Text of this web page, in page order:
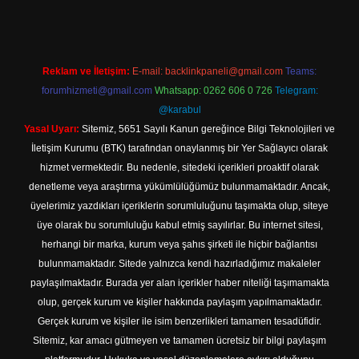
Reklam ve İletişim: E-mail: backlinkpaneli@gmail.com Teams:
forumhizmeti@gmail.com Whatsapp: 0262 606 0 726 Telegram:
@karabul
Yasal Uyarı: Sitemiz, 5651 Sayılı Kanun gereğince Bilgi Teknolojileri ve
İletişim Kurumu (BTK) tarafından onaylanmış bir Yer Sağlayıcı olarak
hizmet vermektedir. Bu nedenle, sitedeki içerikleri proaktif olarak
denetleme veya araştırma yükümlülüğümüz bulunmamaktadır. Ancak,
üyelerimiz yazdıkları içeriklerin sorumluluğunu taşımakta olup, siteye
üye olarak bu sorumluluğu kabul etmiş sayılırlar. Bu internet sitesi,
herhangi bir marka, kurum veya şahıs şirketi ile hiçbir bağlantısı
bulunmamaktadır. Sitede yalnızca kendi hazırladığımız makaleler
paylaşılmaktadır. Burada yer alan içerikler haber niteliği taşımamakta
olup, gerçek kurum ve kişiler hakkında paylaşım yapılmamaktadır.
Gerçek kurum ve kişiler ile isim benzerlikleri tamamen tesadüfidir.
Sitemiz, kar amacı gütmeyen ve tamamen ücretsiz bir bilgi paylaşım